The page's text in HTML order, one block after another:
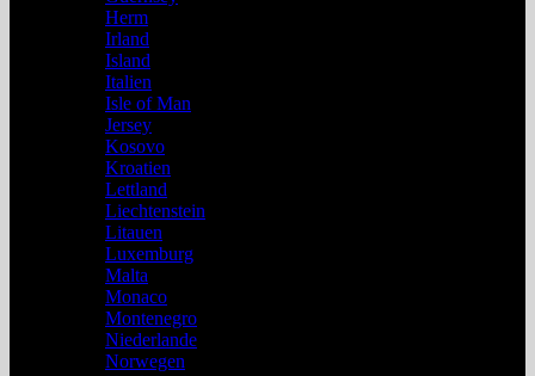
Herm
Irland
Island
Italien
Isle of Man
Jersey
Kosovo
Kroatien
Lettland
Liechtenstein
Litauen
Luxemburg
Malta
Monaco
Montenegro
Niederlande
Norwegen